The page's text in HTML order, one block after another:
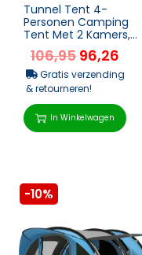
Tunnel Tent 4-
Personen Camping
Tent Met 2 Kamers,
UV-Bescherming,
Venster, Draagtas,
2000mm Waterkol...
106,95 96,26
Gratis verzending
& retourneren!
In Winkelwagen
-10%